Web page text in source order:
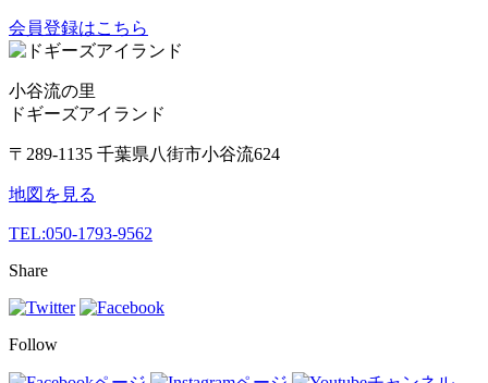
会員登録はこちら
小谷流の里
ドギーズアイランド
〒289-1135 千葉県八街市小谷流624
地図を見る
TEL:050-1793-9562
Share
Follow